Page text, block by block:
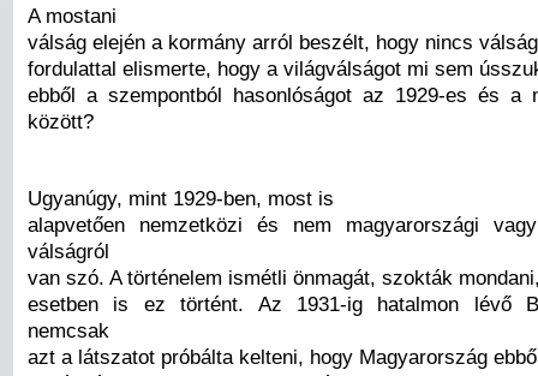
A mostani
válság elején a kormány arról beszélt, hogy nincs
fordulattal elismerte, hogy a világválságot mi sem
ebből a szempontból hasonlóságot az 1929-es és a
között?
Ugyanúgy, mint 1929-ben, most is
alapvetően nemzetközi és nem magyarországi
válságról
van szó. A történelem ismétli önmagát, szokták
esetben is ez történt. Az 1931-ig hatalmon lévő
nemcsak
azt a látszatot próbálta kelteni, hogy Magyarország